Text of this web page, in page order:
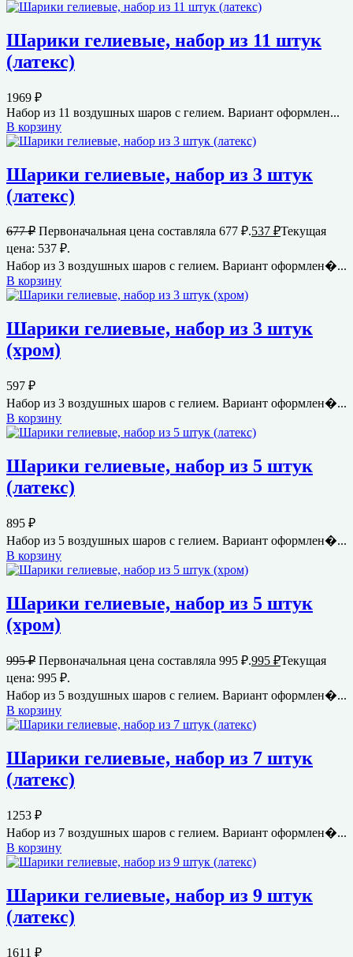
Шарики гелиевые, набор из 11 штук
(латекс)
1969 ₽
Набор из 11 воздушных шаров с гелием. Вариант оформлен...
В корзину
Шарики гелиевые, набор из 3 штук
(латекс)
677₽ Первоначальная цена составляла 677 ₽.537 ₽Текущая
цена: 537 ₽.
Набор из 3 воздушных шаров с гелием. Вариант оформлен�...
В корзину
Шарики гелиевые, набор из 3 штук
(хром)
597 ₽
Набор из 3 воздушных шаров с гелием. Вариант оформлен�...
В корзину
Шарики гелиевые, набор из 5 штук
(латекс)
895 ₽
Набор из 5 воздушных шаров с гелием. Вариант оформлен�...
В корзину
Шарики гелиевые, набор из 5 штук
(хром)
995₽ Первоначальная цена составляла 995 ₽.995 ₽Текущая
цена: 995 ₽.
Набор из 5 воздушных шаров с гелием. Вариант оформлен�...
В корзину
Шарики гелиевые, набор из 7 штук
(латекс)
1253 ₽
Набор из 7 воздушных шаров с гелием. Вариант оформлен�...
В корзину
Шарики гелиевые, набор из 9 штук
(латекс)
1611 ₽